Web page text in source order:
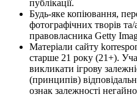
публікації.
Будь-яке копіювання,
фотографічних творів та/
правовласника Getty
Матеріали сайту
старше 21 року (21+).
викликати ігрову
(принципів)
ознак залежності негайно